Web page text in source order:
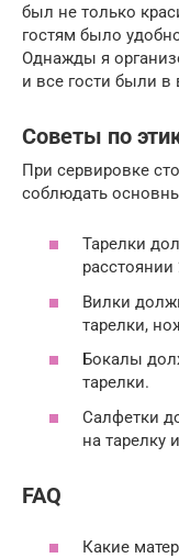
был не только
гостям было
Однажды я
и все гости были в
Советы по
При сервировке
соблюдать
Тарелки
расстоянии
Вилки
тарелки,
Бокалы
тарелки.
Салфетки
на тарелку
FAQ
Какие